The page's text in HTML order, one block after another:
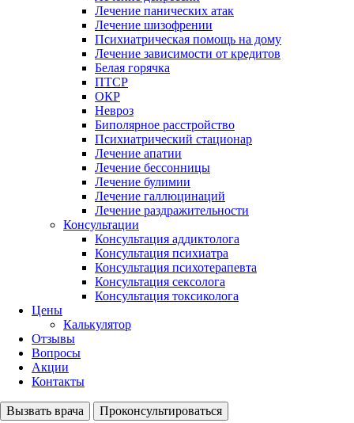
Лечение панических атак
Лечение шизофрении
Психиатрическая помощь на дому
Лечение зависимости от кредитов
Белая горячка
ПТСР
ОКР
Невроз
Биполярное расстройство
Психиатрический стационар
Лечение апатии
Лечение бессонницы
Лечение булимии
Лечение галлюцинаций
Лечение раздражительности
Консультации
Консультация аддиктолога
Консультация психиатра
Консультация психотерапевта
Консультация сексолога
Консультация токсиколога
Цены
Калькулятор
Отзывы
Вопросы
Акции
Контакты
Вызвать врача Проконсультироваться